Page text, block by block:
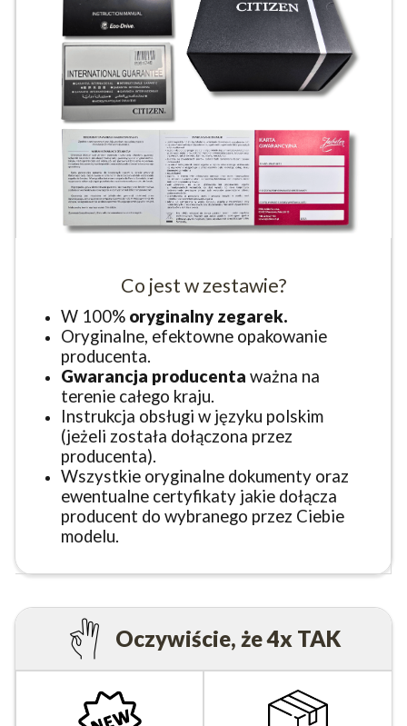
Co jest w zestawie?
W 100% oryginalny zegarek.
Oryginalne, efektowne opakowanie
producenta.
Gwarancja producenta ważna na
terenie całego kraju.
Instrukcja obsługi w języku polskim
(jeżeli została dołączona przez
producenta).
Wszystkie oryginalne dokumenty oraz
ewentualne certyfikaty jakie dołącza
producent do wybranego przez Ciebie
modelu.
Oczywiście, że 4x TAK